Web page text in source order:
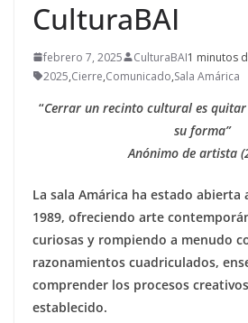
CulturaBAI
febrero 7, 2025 CulturaBAI1 minutos
2025,Cierre,Comunicado,Sala Amárica
“Cerrar un recinto cultural es
su forma”
Anónimo de artista
La sala Amárica ha estado abierta
1989, ofreciendo arte
curiosas y rompiendo a menudo
razonamientos cuadriculados,
comprender los procesos
establecido.